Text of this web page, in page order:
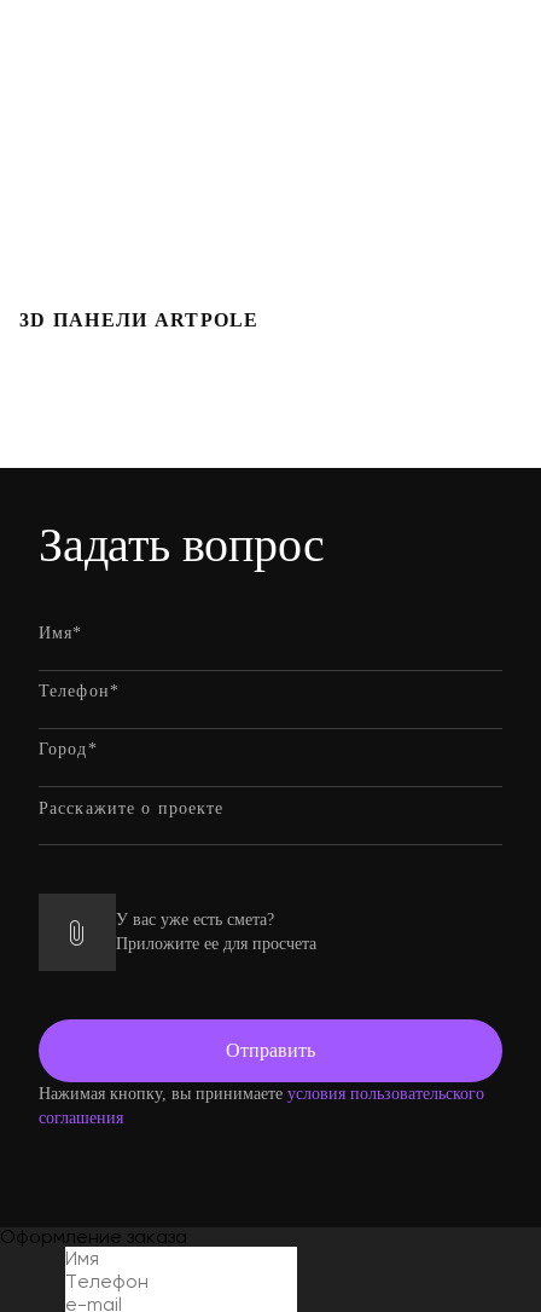
3D ПАНЕЛИ ARTPOLE
Задать вопрос
У вас уже есть смета?
Приложите ее для просчета
Нажимая кнопку, вы принимаете условия пользовательского
соглашения
Оформление заказа